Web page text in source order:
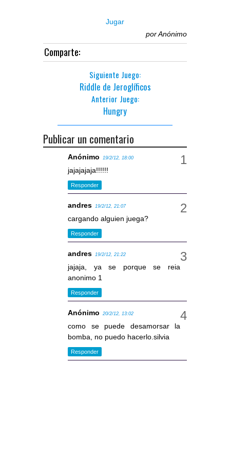
Jugar
porAnónimo
Comparte:
Siguiente Juego:
Riddle de Jeroglíficos
Anterior Juego:
Hungry
Publicar un comentario
Anónimo 19/2/12, 18:00
jajajajaja!!!!!!
Responder
andres 19/2/12, 21:07
cargando alguien juega?
Responder
andres 19/2/12, 21:22
jajaja, ya se porque se reia
anonimo 1
Responder
Anónimo 20/2/12, 13:02
como se puede desamorsar la
bomba, no puedo hacerlo.silvia
Responder